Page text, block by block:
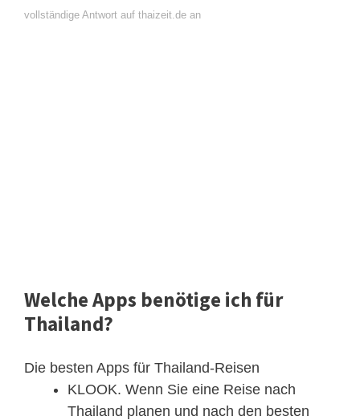
vollständige Antwort auf thaizeit.de an
Welche Apps benötige ich für
Thailand?
Die besten Apps für Thailand-Reisen
KLOOK. Wenn Sie eine Reise nach
Thailand planen und nach den besten